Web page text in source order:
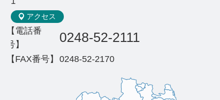
アクセス
【電話番
号】
0248-52-2111
【FAX番号】 0248-52-2170